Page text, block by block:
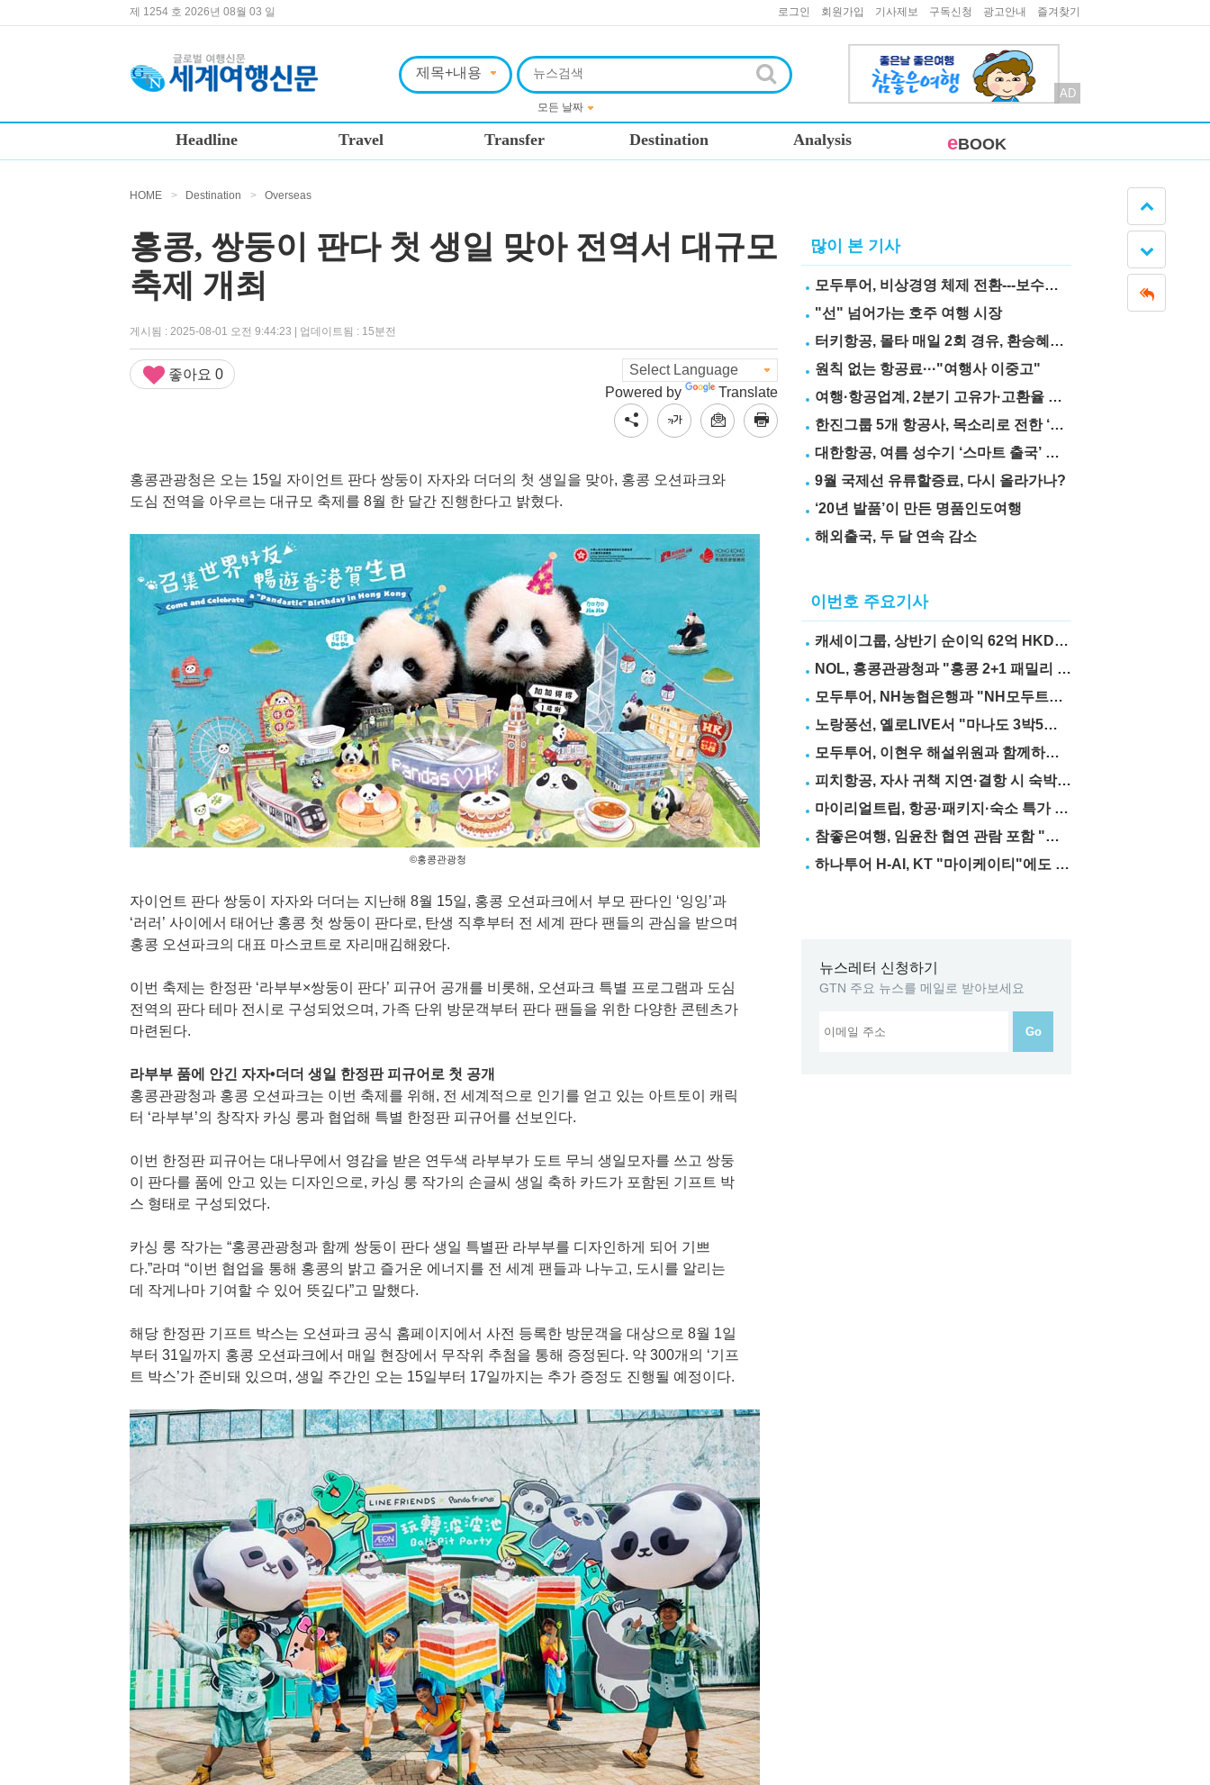
제 1254 호 2026년 08월 03 일 로그인 회원가입 기사제보 구독신청 광고안내 즐겨찾기
AD
Headline Travel Transfer Destination Analysis eBOOK
HOME > Destination > Overseas
홍콩, 쌍둥이 판다 첫 생일 맞아 전역서 대규모
축제 개최
게시됨 : 2025-08-01 오전 9:44:23 | 업데이트됨 : 15분전
좋아요 0
Powered by
Translate
홍콩관광청은 오는 15일 자이언트 판다 쌍둥이 자자와 더더의 첫 생일을 맞아, 홍콩 오션파크와
도심 전역을 아우르는 대규모 축제를 8월 한 달간 진행한다고 밝혔다.
©홍콩관광청
자이언트 판다 쌍둥이 자자와 더더는 지난해 8월 15일, 홍콩 오션파크에서 부모 판다인 ‘잉잉’과
‘러러’ 사이에서 태어난 홍콩 첫 쌍둥이 판다로, 탄생 직후부터 전 세계 판다 팬들의 관심을 받으며
홍콩 오션파크의 대표 마스코트로 자리매김해왔다.
이번 축제는 한정판 ‘라부부×쌍둥이 판다’ 피규어 공개를 비롯해, 오션파크 특별 프로그램과 도심
전역의 판다 테마 전시로 구성되었으며, 가족 단위 방문객부터 판다 팬들을 위한 다양한 콘텐츠가
마련된다.
라부부 품에 안긴 자자•더더 생일 한정판 피규어로 첫 공개
홍콩관광청과 홍콩 오션파크는 이번 축제를 위해, 전 세계적으로 인기를 얻고 있는 아트토이 캐릭
터 ‘라부부’의 창작자 카싱 룽과 협업해 특별 한정판 피규어를 선보인다.
이번 한정판 피규어는 대나무에서 영감을 받은 연두색 라부부가 도트 무늬 생일모자를 쓰고 쌍둥
이 판다를 품에 안고 있는 디자인으로, 카싱 룽 작가의 손글씨 생일 축하 카드가 포함된 기프트 박
스 형태로 구성되었다.
카싱 룽 작가는 “홍콩관광청과 함께 쌍둥이 판다 생일 특별판 라부부를 디자인하게 되어 기쁘
다.”라며 “이번 협업을 통해 홍콩의 밝고 즐거운 에너지를 전 세계 팬들과 나누고, 도시를 알리는
데 작게나마 기여할 수 있어 뜻깊다”고 말했다.
해당 한정판 기프트 박스는 오션파크 공식 홈페이지에서 사전 등록한 방문객을 대상으로 8월 1일
부터 31일까지 홍콩 오션파크에서 매일 현장에서 무작위 추첨을 통해 증정된다. 약 300개의 ‘기프
트 박스’가 준비돼 있으며, 생일 주간인 오는 15일부터 17일까지는 추가 증정도 진행될 예정이다.
많이 본 기사
모두투어, 비상경영 체제 전환---보수도 삭감
"선" 넘어가는 호주 여행 시장
터키항공, 몰타 매일 2회 경유, 환승혜택 눈길
원칙 없는 항공료···"여행사 이중고"
여행·항공업계, 2분기 고유가·고환율 직격탄
한진그룹 5개 항공사, 목소리로 전한 ‘재능기부’
대한항공, 여름 성수기 ‘스마트 출국’ 꿀팁 3가지 공개
9월 국제선 유류할증료, 다시 올라가나?
‘20년 발품’이 만든 명품인도여행
해외출국, 두 달 연속 감소
이번호 주요기사
캐세이그룹, 상반기 순이익 62억 HKD… 전년比 67.6%↑
NOL, 홍콩관광청과 "홍콩 2+1 패밀리 프로모션" 실시
모두투어, NH농협은행과 "NH모두트래블리적금" 출시
노랑풍선, 옐로LIVE서 "마나도 3박5일" 상품 선보여
모두투어, 이현우 해설위원과 함께하는 "MLB 직관 컨셉투어" 출시
피치항공, 자사 귀책 지연·결항 시 숙박·교통비 보상제 도입
마이리얼트립, 항공·패키지·숙소 특가 릴레이
참좋은여행, 임윤찬 협연 관람 포함 "미동부·캐나다" 패키지 출시
하나투어 H-AI, KT "마이케이티"에도 탑재
뉴스레터 신청하기
GTN 주요 뉴스를 메일로 받아보세요
Go